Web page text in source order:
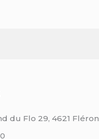
du Flo 29, 4621 Fléron